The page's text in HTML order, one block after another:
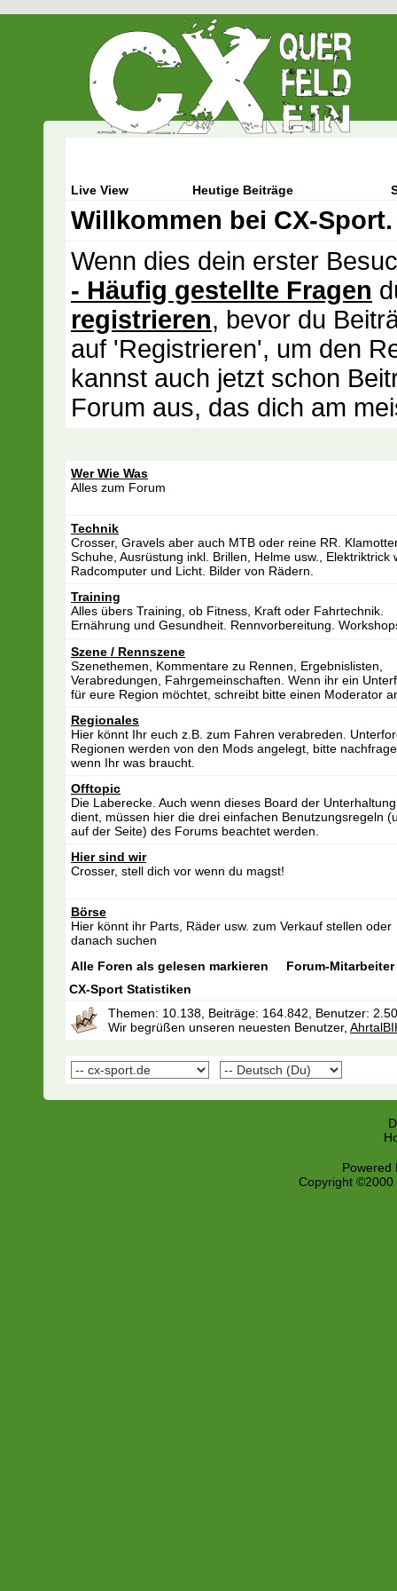
Live View Heutige Beiträge
Willkommen bei CX-Sport.
Wenn dies dein erster
- Häufig gestellte Fragen
registrieren, bevor du
auf 'Registrieren', um den
kannst auch jetzt schon
Forum aus, das dich am
Wer Wie Was
Alles zum Forum
Technik
Crosser, Gravels aber auch MTB oder reine RR.
Schuhe, Ausrüstung inkl. Brillen, Helme usw., Elektriktrick
Radcomputer und Licht. Bilder von Rädern.
Training
Alles übers Training, ob Fitness, Kraft oder Fahrtechnik.
Ernährung und Gesundheit. Rennvorbereitung.
Szene / Rennszene
Szenethemen, Kommentare zu Rennen, Ergebnislisten,
Verabredungen, Fahrgemeinschaften. Wenn ihr ein
für eure Region möchtet, schreibt bitte einen Moderator
Regionales
Hier könnt Ihr euch z.B. zum Fahren verabreden.
Regionen werden von den Mods angelegt, bitte
wenn Ihr was braucht.
Offtopic
Die Laberecke. Auch wenn dieses Board der Unterhaltung
dient, müssen hier die drei einfachen Benutzungsregeln
auf der Seite) des Forums beachtet werden.
Hier sind wir
Crosser, stell dich vor wenn du magst!
Börse
Hier könnt ihr Parts, Räder usw. zum Verkauf stellen oder
danach suchen
Alle Foren als gelesen markieren
Forum-
CX-Sport Statistiken
Themen: 10.138, Beiträge: 164.842, Benutzer:
Wir begrüßen unseren neuesten Benutzer,
Powered
Copyright ©2000